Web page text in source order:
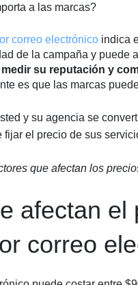
a las marcas?
correo electrónico indica
de la campaña y puede
medir su reputación y
es que las marcas
y su agencia se
el precio de sus
que afectan los
afectan
correo